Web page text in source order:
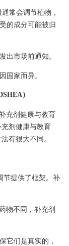
常会调节植物，
的成分可能被归
出市场前通知。
国家而异。
）
充剂健康与教育
剂健康与教育
有很大不同。
节提供了框架。补
物不同，补充剂
它们是真实的，